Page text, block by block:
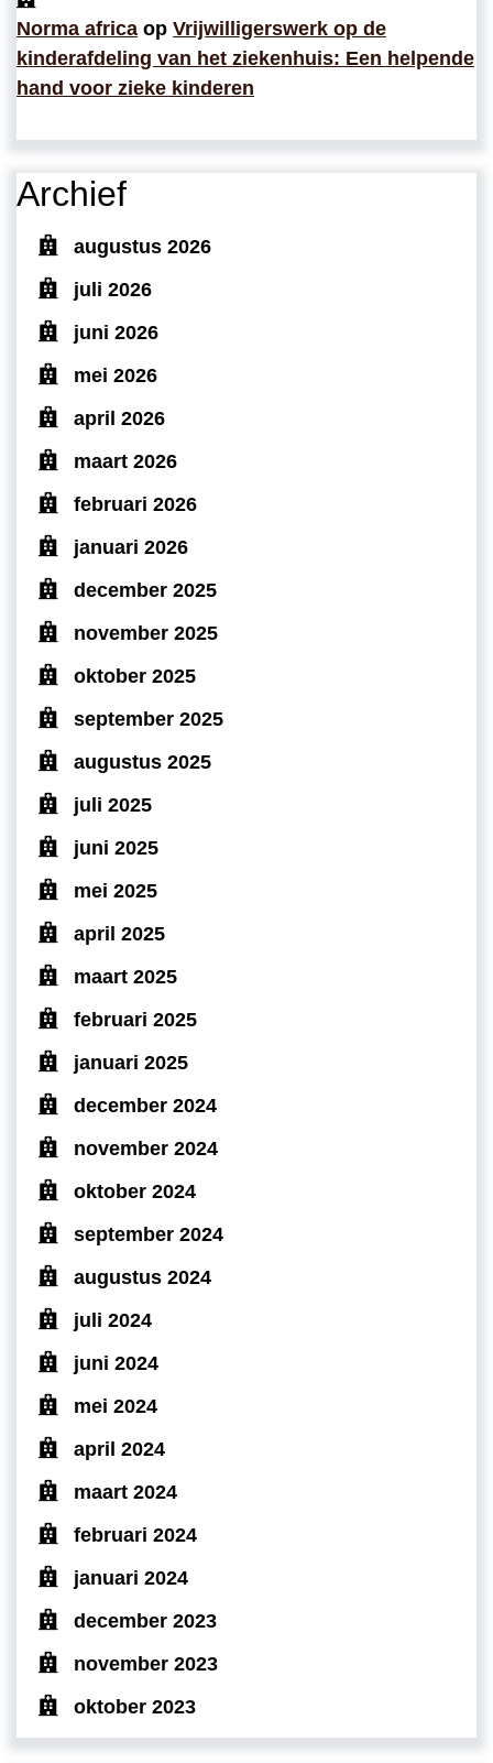
Norma africa op Vrijwilligerswerk op de
kinderafdeling van het ziekenhuis: Een helpende
hand voor zieke kinderen
Archief
augustus 2026
juli 2026
juni 2026
mei 2026
april 2026
maart 2026
februari 2026
januari 2026
december 2025
november 2025
oktober 2025
september 2025
augustus 2025
juli 2025
juni 2025
mei 2025
april 2025
maart 2025
februari 2025
januari 2025
december 2024
november 2024
oktober 2024
september 2024
augustus 2024
juli 2024
juni 2024
mei 2024
april 2024
maart 2024
februari 2024
januari 2024
december 2023
november 2023
oktober 2023